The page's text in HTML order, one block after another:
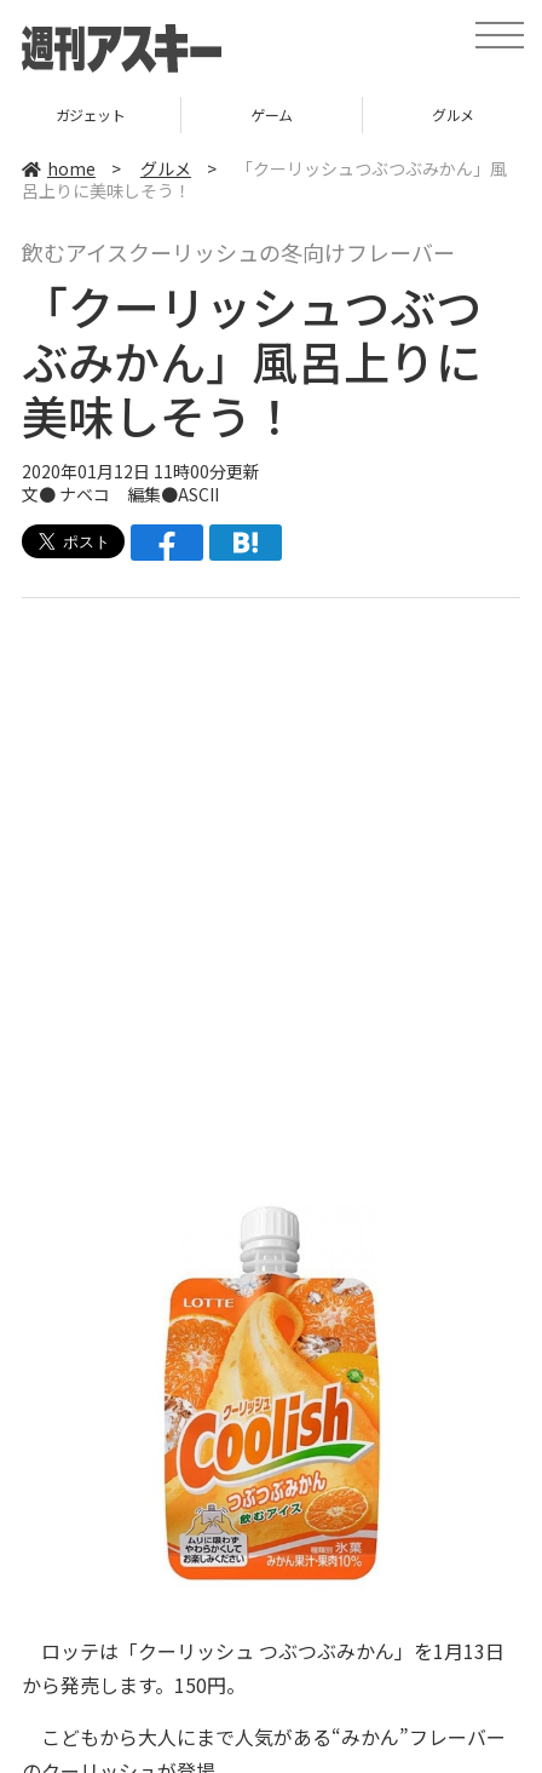
t
o
v
ガジェット ゲーム グルメ
home > グルメ >
「クーリッシュつぶつぶみかん」風
呂上りに美味しそう！
飲むアイスクーリッシュの冬向けフレーバー
「クーリッシュつぶつ
ぶみかん」風呂上りに
美味しそう！
2020年01月12日 11時00分更新
文● ナベコ 編集●ASCII
ロッテは「クーリッシュ つぶつぶみかん」を1月13日
から発売します。150円。
こどもから大人にまで人気がある“みかん”フレーバー